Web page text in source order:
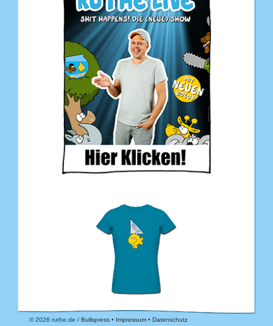
© 2026 ruthe.de / Bullspress • Impressum • Datenschutz